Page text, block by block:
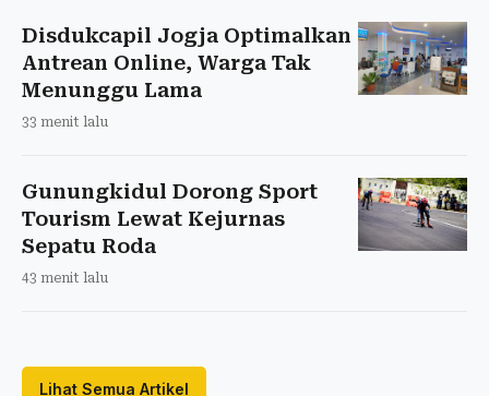
Disdukcapil Jogja Optimalkan
Antrean Online, Warga Tak
Menunggu Lama
33 menit lalu
Gunungkidul Dorong Sport
Tourism Lewat Kejurnas
Sepatu Roda
43 menit lalu
Lihat Semua Artikel